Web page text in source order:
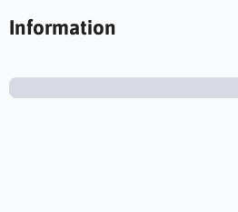
Information